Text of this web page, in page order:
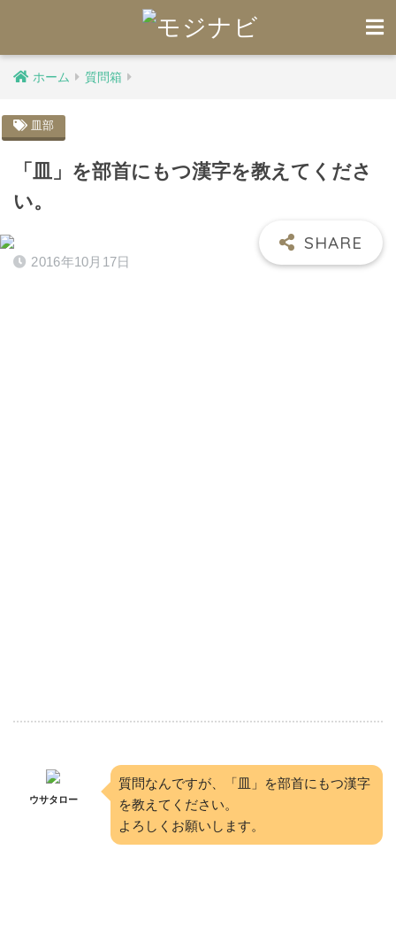
ホーム 質問箱
皿部
「皿」を部首にもつ漢字を教えてくださ
い。
2016年10月17日
ウサタロー
質問なんですが、「皿」を部首にもつ漢字
を教えてください。
よろしくお願いします。